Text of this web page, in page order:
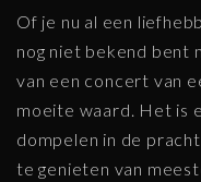
Of je nu al een
nog niet bekend bent
van een concert van
moeite waard. Het is
dompelen in de
te genieten van